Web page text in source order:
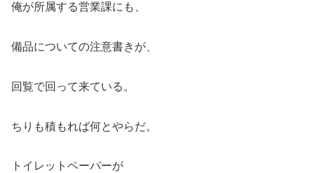
俺が所属する営業課にも、
備品についての注意書きが、
回覧で回って来ている。
ちりも積もれば何とやらだ。
トイレットペーパーが